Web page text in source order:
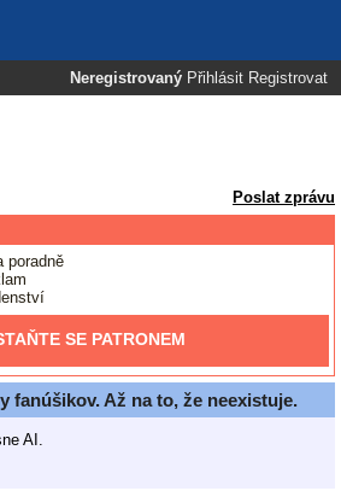
Neregistrovaný Přihlásit Registrovat
Poslat zprávu
poradně
SE PATRONEM
fanúšikov. Až na to, že neexistuje.
AI.